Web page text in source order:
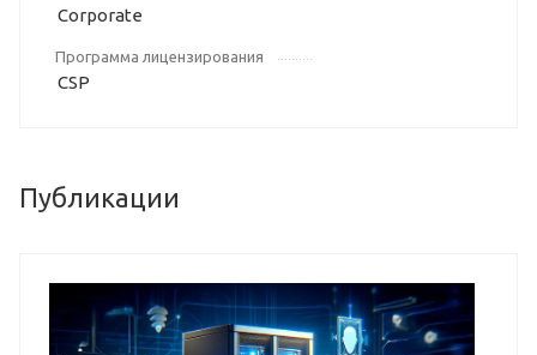
Corporate
Программа лицензирования
CSP
Публикации